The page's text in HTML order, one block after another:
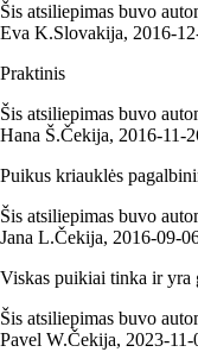
Šis atsiliepimas buvo
Eva K.Slovakija,
Praktinis
Šis atsiliepimas buvo
Hana Š.Čekija,
Puikus kriauklės
Šis atsiliepimas buvo
Jana L.Čekija,
Viskas puikiai tinka ir yra
Šis atsiliepimas buvo
Pavel W.Čekija,